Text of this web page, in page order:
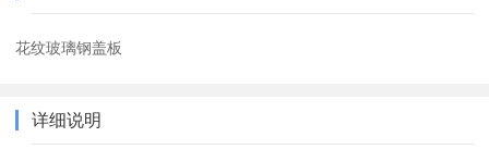
花纹玻璃钢盖板
详细说明